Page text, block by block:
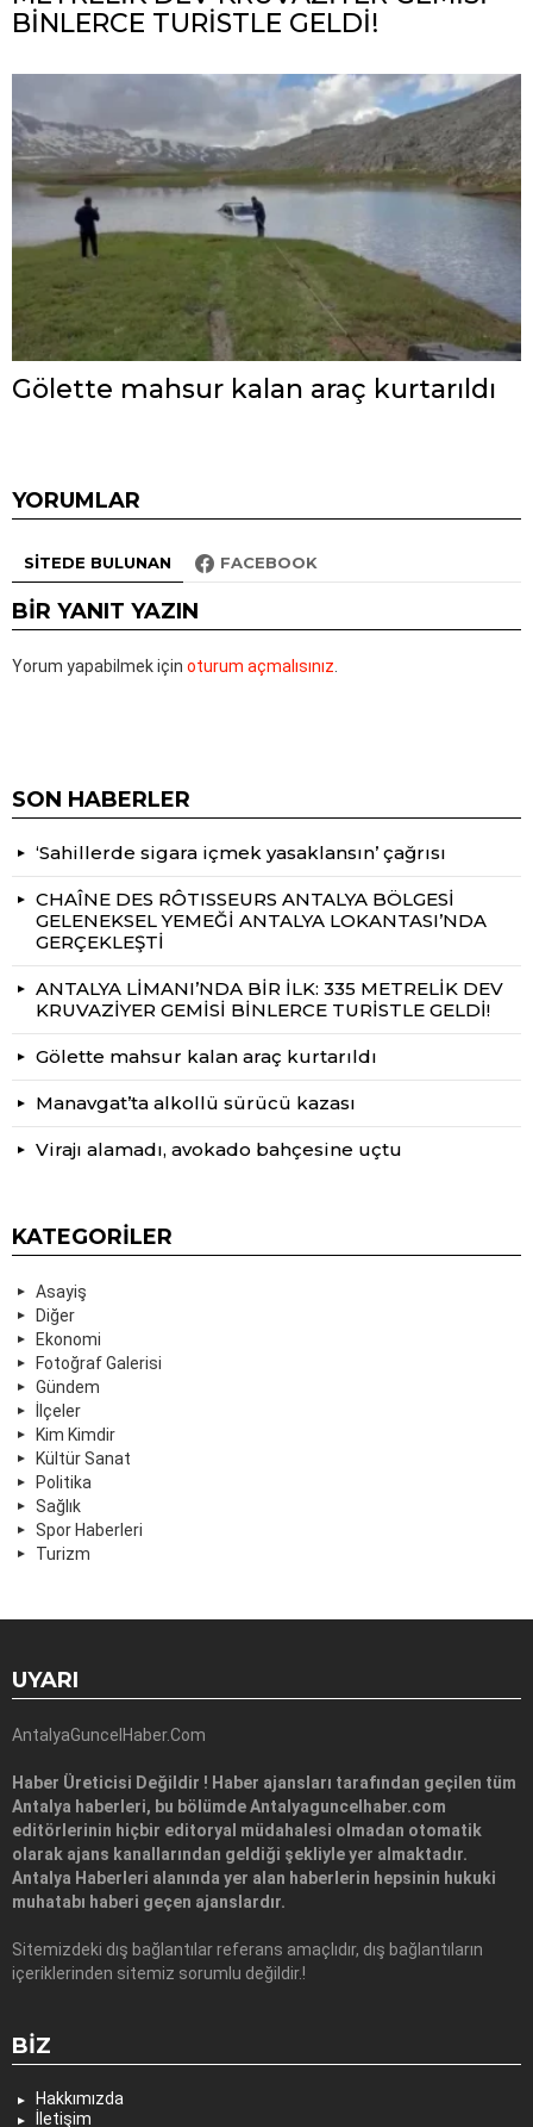
BİNLERCE TURİSTLE GELDİ!
Gölette mahsur kalan araç kurtarıldı
YORUMLAR
SITEDE BULUNAN FACEBOOK
BIR YANIT YAZIN
Yorum yapabilmek için oturum açmalısınız
SON HABERLER
‘Sahillerde sigara içmek yasaklansın’ çağrısı
CHAÎNE DES RÔTISSEURS ANTALYA BÖLGESİ
GELENEKSEL YEMEĞİ ANTALYA LOKANTASI’NDA
GERÇEKLEŞTİ
ANTALYA LİMANI’NDA BİR İLK: 335 METRELİK DEV
KRUVAZİYER GEMİSİ BİNLERCE TURİSTLE GELDİ!
Gölette mahsur kalan araç kurtarıldı
Manavgat’ta alkollü sürücü kazası
Virajı alamadı, avokado bahçesine uçtu
KATEGORILER
Asayiş
Diğer
Ekonomi
Fotoğraf Galerisi
Gündem
İlçeler
Kim Kimdir
Kültür Sanat
Politika
Sağlık
Spor Haberleri
Turizm
UYARI
AntalyaGuncelHaber.Com
Haber Üreticisi Değildir ! Haber ajansları tarafından geçilen tüm
Antalya haberleri, bu bölümde Antalyaguncelhaber.com
editörlerinin hiçbir editoryal müdahalesi olmadan otomatik
olarak ajans kanallarından geldiği şekliyle yer almaktadır.
Antalya Haberleri alanında yer alan haberlerin hepsinin hukuki
muhatabı haberi geçen ajanslardır.
Sitemizdeki dış bağlantılar referans amaçlıdır, dış bağlantıların
içeriklerinden sitemiz sorumlu değildir.!
BIZ
Hakkımızda
İletişim